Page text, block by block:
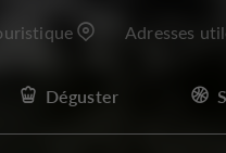
Adresses
Déguster